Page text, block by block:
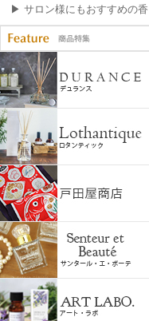
▶ サロン様にもおすすめの香